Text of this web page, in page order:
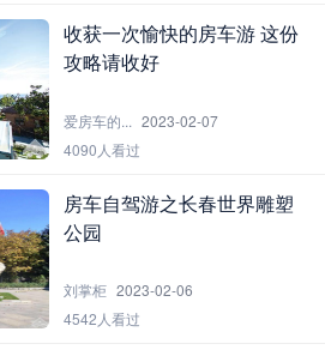
收获一次愉快的房车游 这份
攻略请收好
爱房车的... 2023-02-07
4090人看过
房车自驾游之长春世界雕塑
公园
刘掌柜 2023-02-06
4542人看过